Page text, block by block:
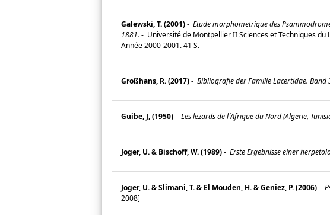
Galewski, T. (2001)- Etude morphometrique des
1881. - Université de Montpellier II Sciences et Techniques
Année 2000-2001. 41 S.
Großhans, R. (2017)- Bibliografie der Familie Lacertidae. Band
Guibe, J, (1950)- Les lezards de l´Afrique du Nord (Algerie,
Joger, U. & Bischoff, W. (1989)- Erste Ergebnisse einer
Joger, U. & Slimani, T. & El Mouden, H. & Geniez, P. (2006)-
2008]